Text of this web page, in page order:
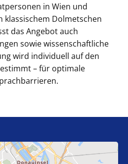
in Wien und
klassischem Dolmetschen
das Angebot auch
sowie wissenschaftliche
wird individuell auf den
– für optimale